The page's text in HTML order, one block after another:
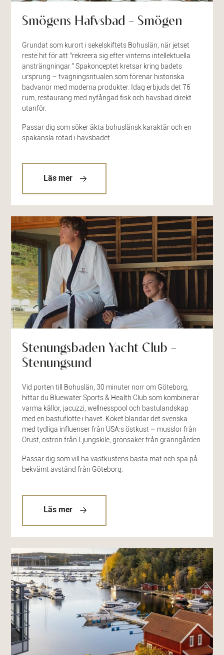
Smögens Hafvsbad – Smögen
Grundat som kurort i sekelskiftets Bohuslän, när jetset
reste hit för att ”rekreera sig efter vinterns intellektuella
ansträngningar.” Spakonceptet kretsar kring badets
ursprung – tvagningsritualen som förenar historiska
badvanor med moderna produkter. Idag erbjuds det 76
rum, restaurang med nyfångad fisk och havsbad direkt
utanför.
Passar dig som söker äkta bohuslänsk karaktär och en
spakänsla rotad i havsbadet.
Läs mer
Stenungsbaden Yacht Club –
Stenungsund
Vid porten till Bohuslän, 30 minuter norr om Göteborg,
hittar du Bluewater Sports & Health Club som kombinerar
varma källor, jacuzzi, wellnesspool och bastulandskap
med en bastuflotte i havet. Köket blandar det svenska
med tydliga influenser från USA:s östkust – musslor från
Orust, ostron från Ljungskile, grönsaker från granngården.
Passar dig som vill ha västkustens bästa mat och spa på
bekvämt avstånd från Göteborg.
Läs mer